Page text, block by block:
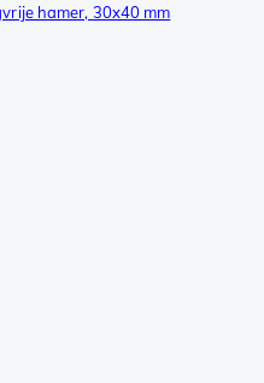
hamer, 30x40 mm